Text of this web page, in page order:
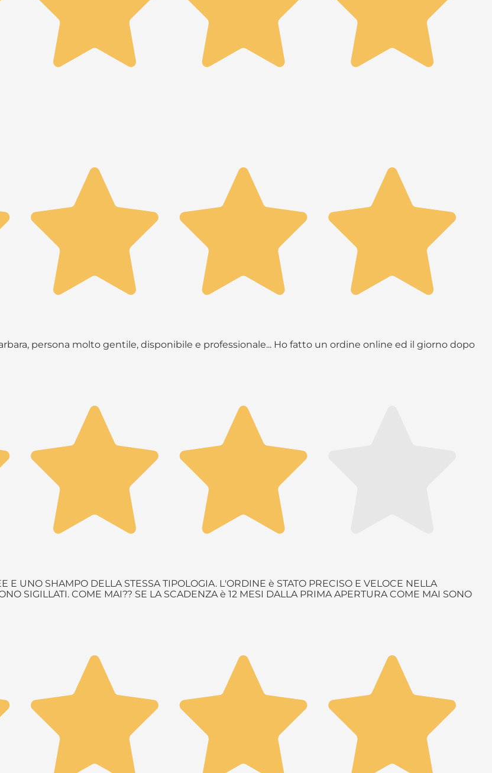
persona molto gentile, disponibile e professionale... Ho fatto un ordine online ed il giorno dopo
E UNO SHAMPO DELLA STESSA TIPOLOGIA. L'ORDINE è STATO PRECISO E VELOCE NELLA
SIGILLATI. COME MAI?? SE LA SCADENZA è 12 MESI DALLA PRIMA APERTURA COME MAI SONO